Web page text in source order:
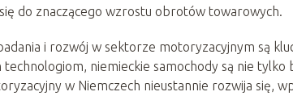
do znaczącego wzrostu obrotów towarowych.
i rozwój w sektorze motoryzacyjnym są
technologiom, niemieckie samochody są nie
w Niemczech nieustannie rozwija się,